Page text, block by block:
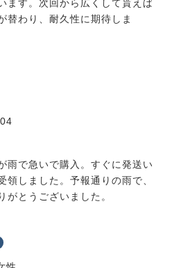
ます。次回から広くして貰えば
替わり、耐久性に期待しま
雨で急いで購入。すぐに発送い
領しました。予報通りの雨で、
がとうございました。